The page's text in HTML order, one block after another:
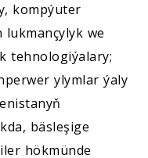
kompýuter
we
tehnologiýalary;
ylymlar ýaly
bäsleşige
hökmünde